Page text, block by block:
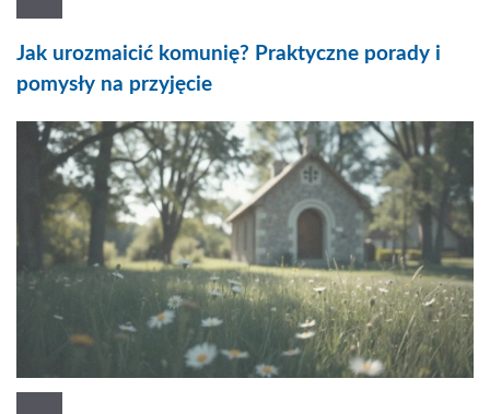
Jak urozmaicić komunię? Praktyczne porady i
pomysły na przyjęcie